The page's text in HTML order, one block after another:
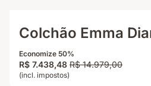
Colchão Emma
Economize 50%
Preço
R$ 7.438,48
R$ 7.438,48 Preço
R$ 14.979,00
(incl. impostos)